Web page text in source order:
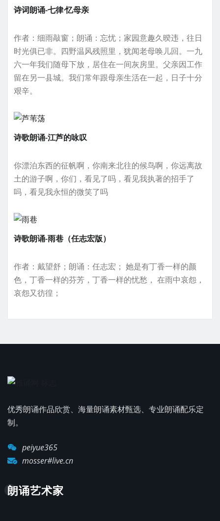
诗词朗诵-七律·忆母亲
作者：细雨敲窗；朗诵：忘忧；家园意趣久暌违，往日
时光俱已非。四野温风残照里，犹闻老母唤儿回。一九
六一年我们随母下放，居住在一间灰房里。父亲因工作
留在另一县城。我们常年跟母亲生活在一起，日子十分
艰辛。
诗歌朗诵-江芦的咏叹
你漂泊东西的征帆啊，你南来北往的候鸟啊，你远离故
土的游子啊，你们，看见了吗，看见我执著的招手了
吗，看见我永恒的微笑了吗
诗歌朗诵-雨巷（任志宏版）
作者：戴望舒；朗诵：任志宏； 她是有丁香一样的颜
色，丁香一样的芬芳，丁香一样的忧愁， 在雨中哀怨，
哀怨又彷徨；
优秀朗诵作品欣赏、海量朗诵素材甄选、专业朗诵配乐定
制。
peiyue365
mosser#live.cn
朗诵艺术家